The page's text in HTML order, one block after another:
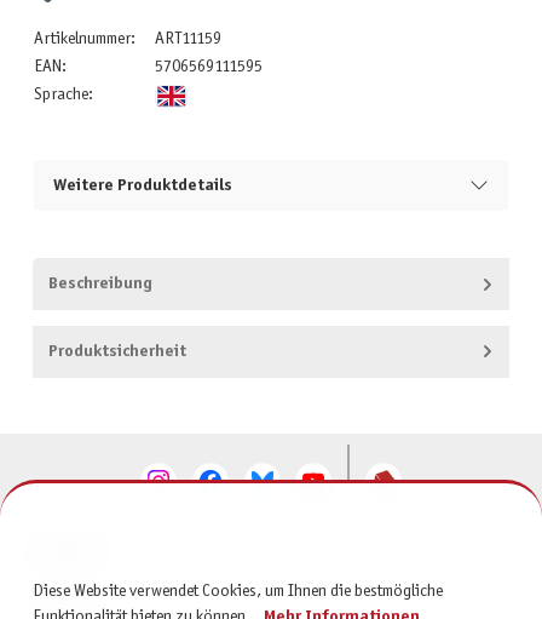
Artikelnummer:
ART11159
EAN:
5706569111595
Sprache:
Weitere Produktdetails
Beschreibung
Produktsicherheit
SERVICE
Diese Website verwendet Cookies, um Ihnen die bestmögliche